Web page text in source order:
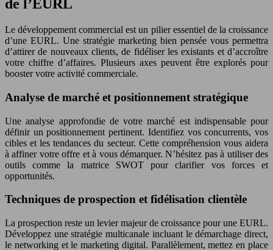
de l’EURL
Le développement commercial est un pilier essentiel de la croissance
d’une EURL. Une stratégie marketing bien pensée vous permettra
d’attirer de nouveaux clients, de fidéliser les existants et d’accroître
votre chiffre d’affaires. Plusieurs axes peuvent être explorés pour
booster votre activité commerciale.
Analyse de marché et positionnement stratégique
Une analyse approfondie de votre marché est indispensable pour
définir un positionnement pertinent. Identifiez vos concurrents, vos
cibles et les tendances du secteur. Cette compréhension vous aidera
à affiner votre offre et à vous démarquer. N’hésitez pas à utiliser des
outils comme la matrice SWOT pour clarifier vos forces et
opportunités.
Techniques de prospection et fidélisation clientèle
La prospection reste un levier majeur de croissance pour une EURL.
Développez une stratégie multicanale incluant le démarchage direct,
le networking et le marketing digital. Parallèlement, mettez en place